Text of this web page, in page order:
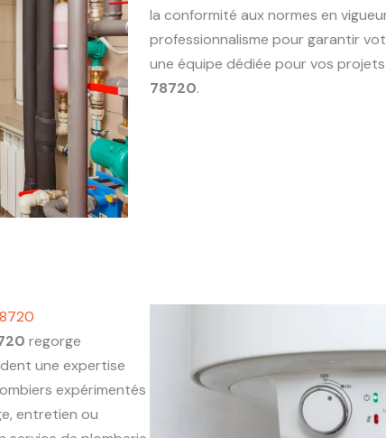
la conformité aux normes en
professionnalisme pour garantir
une équipe dédiée pour vos
78720.
regorge
une expertise
expérimentés
entretien ou